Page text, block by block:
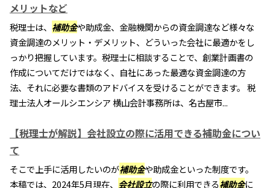
メリットなど
税理士は、 補助金や助成金、金融機関からの資金調達など様々な
資金調達のメリット・デメリット、どういった会社に最適かをし
っかり把握しています。税理士に相談することで、創業計画書の
作成についてだけではなく、自社にあった最適な資金調達の方
法、それに必要な書類のアドバイスを受けることができます。 税
理士法人オールシエンシア 横山会計事務所は、名古屋市...
【税理士が解説】会社設立の際に活用できる補助金につい
て
そこで上手に活用したいのが補助金や助成金といった制度です。
本稿では、2024年5月現在、 会社設立の際に利用できる補助金に